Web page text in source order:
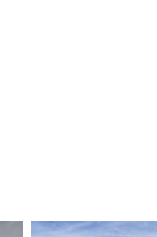
Colombia: Guavio